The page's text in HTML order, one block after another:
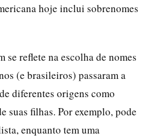
hoje inclui sobrenomes
se reflete na escolha de nomes
(e brasileiros) passaram a
diferentes origens como
suas filhas. Por exemplo, pode
enquanto tem uma